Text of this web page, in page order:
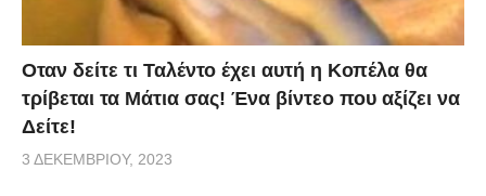
Οταν δείτε τι Ταλέντο έχει αυτή η Κοπέλα θα
τρίβεται τα Μάτια σας! Ένα βίντεο που αξίζει να
Δείτε!
3 ΔΕΚΕΜΒΡΊΟΥ, 2023